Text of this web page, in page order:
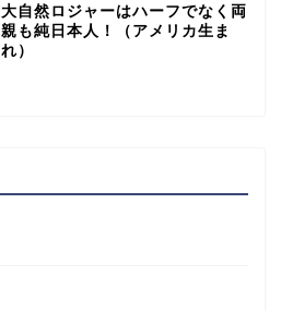
大自然ロジャーはハーフでなく両
親も純日本人！（アメリカ生ま
れ）